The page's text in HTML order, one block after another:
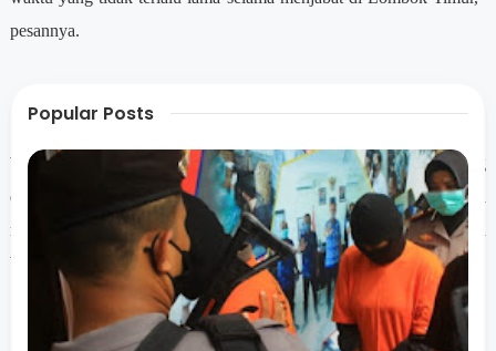
pesannya.
Wagub Amin kembali mengajak semua yang hadir untuk merenung
dan mengambil hikmah dari musibah gempa yang melanda
masyarakat NTB saat ini. Ia menegaskan, terdapat
pelajaran
berharga untuk dipetik bagi kemaslahatan daerah kedepan.
Popular Posts